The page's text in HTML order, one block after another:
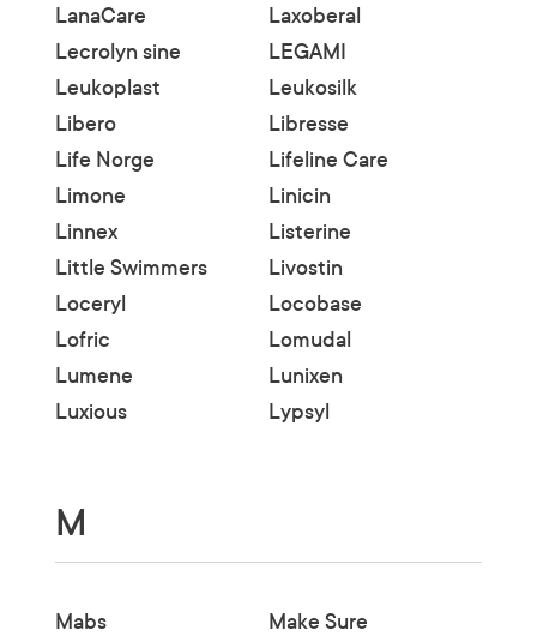
LanaCare
Laxoberal
Lecrolyn sine
LEGAMI
Leukoplast
Leukosilk
Libero
Libresse
Life Norge
Lifeline Care
Limone
Linicin
Linnex
Listerine
Little Swimmers
Livostin
Loceryl
Locobase
Lofric
Lomudal
Lumene
Lunixen
Luxious
Lypsyl
M
Mabs
Make Sure